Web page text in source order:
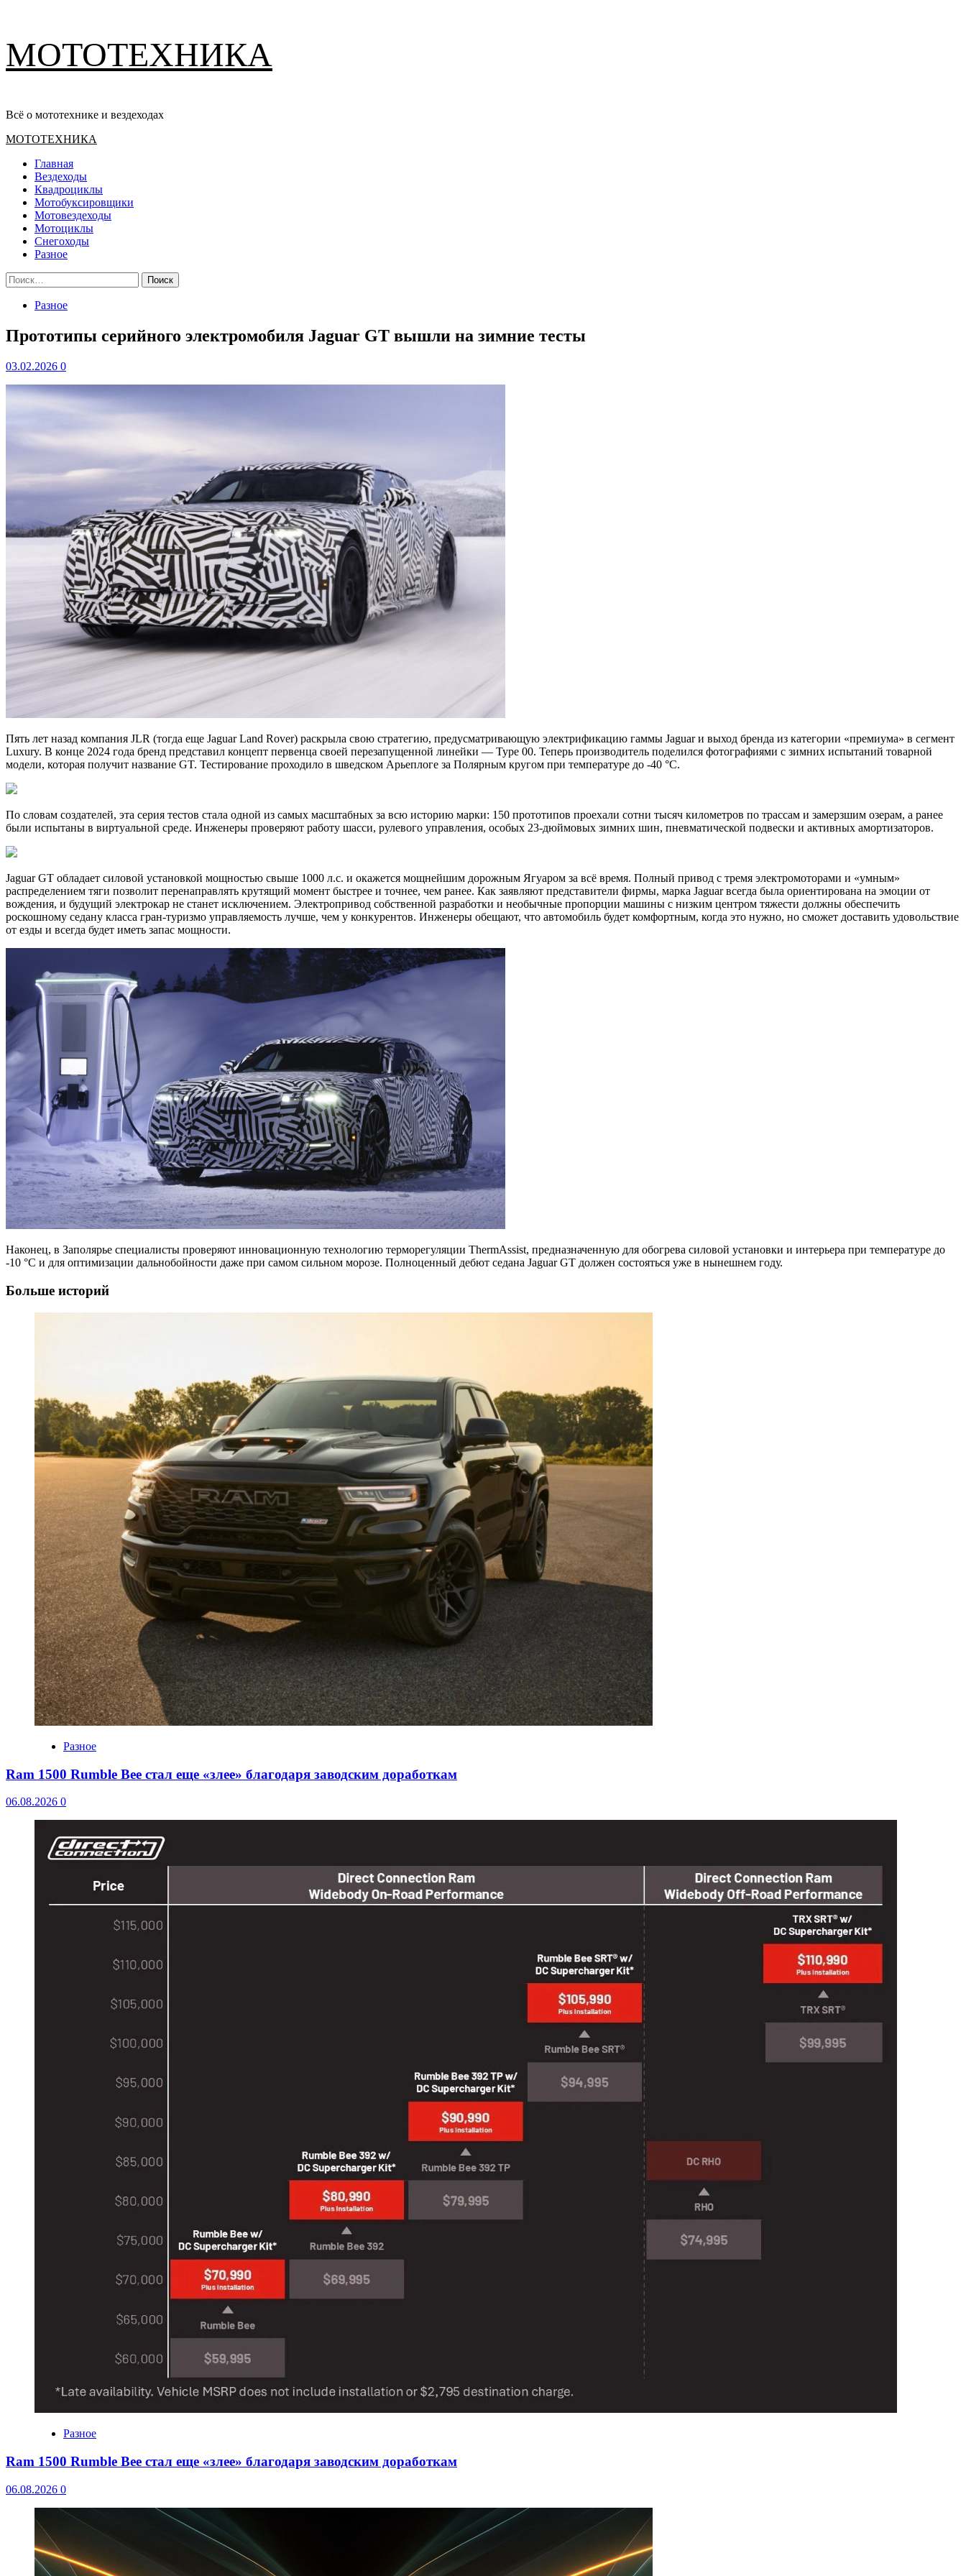
содержимому
МОТОТЕХНИКА
Всё о мототехнике и вездеходах
Основное
МОТОТЕХНИКА
Главная
Вездеходы
Квадроциклы
Мотобуксировщики
Мотовездеходы
Мотоциклы
Снегоходы
Разное
Найти:
Разное
Прототипы серийного электромобиля Jaguar GT вышли на зимние тесты
03.02.2026 0
Пять лет назад компания JLR (тогда еще Jaguar Land Rover) раскрыла свою стратегию, предусматривающую электрификацию гаммы Jaguar и выход бренда из категории «премиума» в сегмент
Luxury. В конце 2024 года бренд представил концепт первенца своей перезапущенной линейки — Type 00. Теперь производитель поделился фотографиями с зимних испытаний товарной
модели, которая получит название GT. Тестирование проходило в шведском Арьеплоге за Полярным кругом при температуре до -40 °C.
По словам создателей, эта серия тестов стала одной из самых масштабных за всю историю марки: 150 прототипов проехали сотни тысяч километров по трассам и замерзшим озерам, а ранее
были испытаны в виртуальной среде. Инженеры проверяют работу шасси, рулевого управления, особых 23-дюймовых зимних шин, пневматической подвески и активных амортизаторов.
Jaguar GT обладает силовой установкой мощностью свыше 1000 л.с. и окажется мощнейшим дорожным Ягуаром за всё время. Полный привод с тремя электромоторами и «умным»
распределением тяги позволит перенаправлять крутящий момент быстрее и точнее, чем ранее. Как заявляют представители фирмы, марка Jaguar всегда была ориентирована на эмоции от
вождения, и будущий электрокар не станет исключением. Электропривод собственной разработки и необычные пропорции машины с низким центром тяжести должны обеспечить
роскошному седану класса гран-туризмо управляемость лучше, чем у конкурентов. Инженеры обещают, что автомобиль будет комфортным, когда это нужно, но сможет доставить удовольствие
от езды и всегда будет иметь запас мощности.
Наконец, в Заполярье специалисты проверяют инновационную технологию терморегуляции ThermAssist, предназначенную для обогрева силовой установки и интерьера при температуре до
-10 °C и для оптимизации дальнобойности даже при самом сильном морозе. Полноценный дебют седана Jaguar GT должен состояться уже в нынешнем году.
Больше историй
Разное
Ram 1500 Rumble Bee стал еще «злее» благодаря заводским доработкам
06.08.2026 0
Разное
Ram 1500 Rumble Bee стал еще «злее» благодаря заводским доработкам
06.08.2026 0